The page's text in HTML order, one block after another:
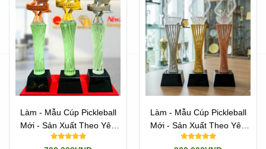
Làm - Mẫu Cúp Pickleball
Mới - Sản Xuất Theo Yêu
Cầu (15)
Làm - Mẫu Cúp Pickleball
Mới - Sản Xuất Theo Yêu
Cầu (9)